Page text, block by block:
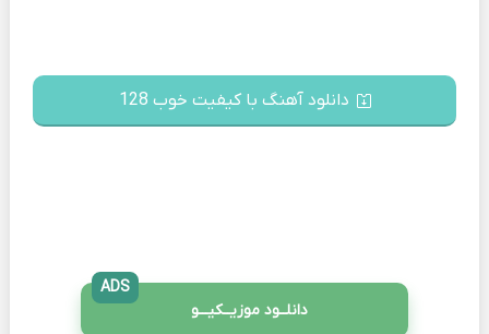
دانلود آهنگ با کیفیت خوب 128
دانلــود موزیــکیـــو
ADS